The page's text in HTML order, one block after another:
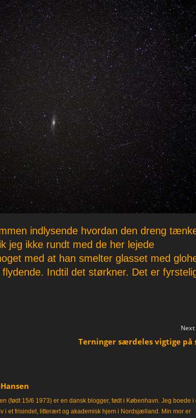
indlysende hvordan den dreng
jeg ikke rundt med de her lejede
med at han smelter glasset med
Indtil det størkner. Det er
Terninger særdeles vigtige på
(født 15/6 1973) er en dansk blogger, født i København. Jeg boede i
i et frisindet, litterært og akademisk hjem i Nordsjælland. Min mor er